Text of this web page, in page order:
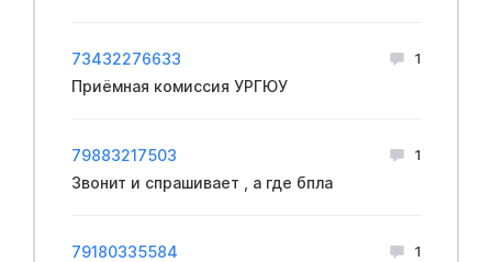
73432276633 1
Приёмная комиссия УРГЮУ
79883217503 1
Звонит и спрашивает , а где бпла
79180335584 1